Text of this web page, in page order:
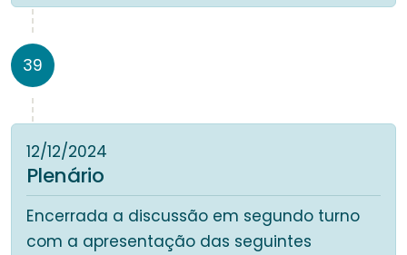
39
12/12/2024
Plenário
Encerrada a discussão em segundo turno
com a apresentação das seguintes